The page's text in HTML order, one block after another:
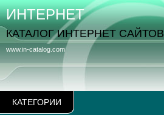
КАТЕГОРИИ
www.in-catalog.com
ИНТЕРНЕТ
КАТАЛОГ ИНТЕРНЕТ САЙТОВ